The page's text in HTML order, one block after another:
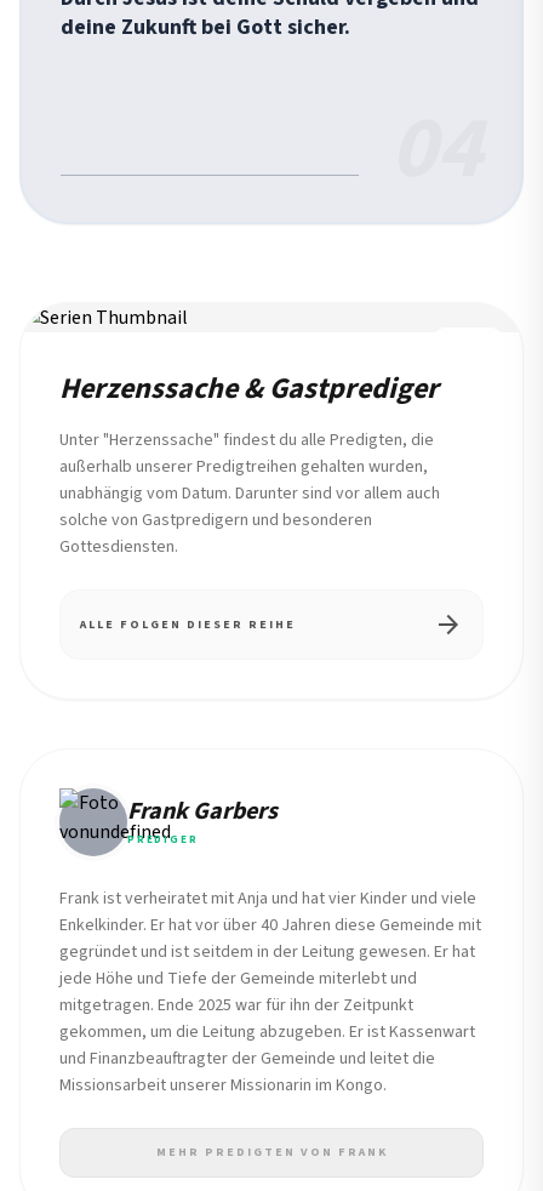
deine Zukunft bei Gott sicher.
Herzenssache & Gastprediger
Unter "Herzenssache" findest du alle Predigten, die
außerhalb unserer Predigtreihen gehalten wurden,
unabhängig vom Datum. Darunter sind vor allem auch
solche von Gastpredigern und besonderen
Gottesdiensten.
ALLE FOLGEN DIESER REIHE arrow_forward
Frank Garbers
PREDIGER
Frank ist verheiratet mit Anja und hat vier Kinder und viele
Enkelkinder. Er hat vor über 40 Jahren diese Gemeinde mit
gegründet und ist seitdem in der Leitung gewesen. Er hat
jede Höhe und Tiefe der Gemeinde miterlebt und
mitgetragen. Ende 2025 war für ihn der Zeitpunkt
gekommen, um die Leitung abzugeben. Er ist Kassenwart
und Finanzbeauftragter der Gemeinde und leitet die
Missionsarbeit unserer Missionarin im Kongo.
MEHR PREDIGTEN VON FRANK